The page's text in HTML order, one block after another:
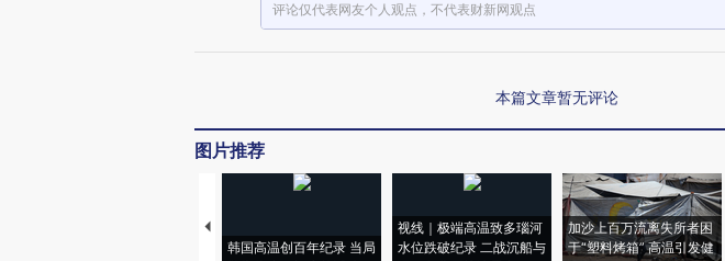
评论仅代表网友个人观点，不代表财新网观点
本篇文章暂无评论
图片推荐
韩国高温创百年纪录 当局
视线｜极端高温致多瑙河
水位跌破纪录 二战沉船与
加沙上百万流离失所者困
于“塑料烤箱” 高温引发健